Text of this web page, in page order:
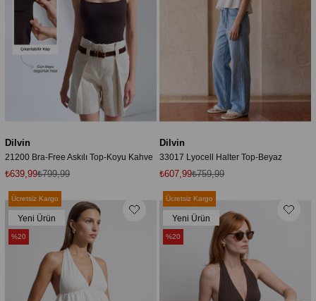
Dilvin
21200 Bra-Free Askılı Top-Koyu Kahve
₺639,99₺799,99
Dilvin
33017 Lyocell Halter Top-Beyaz
₺607,99₺759,99
Ücretsiz Kargo
Yeni Ürün
%20
Ücretsiz Kargo
Yeni Ürün
%20